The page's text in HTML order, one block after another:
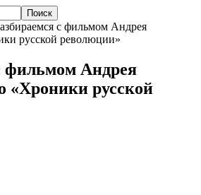
с фильмом Андрея
русской революции»
фильмом Андрея
«Хроники русской